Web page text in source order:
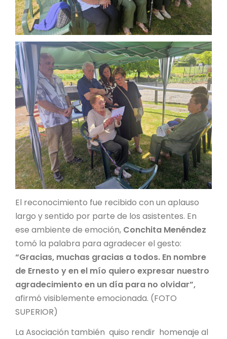
El reconocimiento fue recibido con un aplauso
largo y sentido por parte de los asistentes. En
ese ambiente de emoción, Conchita Menéndez
tomó la palabra para agradecer el gesto:
“Gracias, muchas gracias a todos. En nombre
de Ernesto y en el mío quiero expresar nuestro
agradecimiento en un día para no olvidar”,
afirmó visiblemente emocionada. (FOTO
SUPERIOR)
La Asociación también quiso rendir homenaje al